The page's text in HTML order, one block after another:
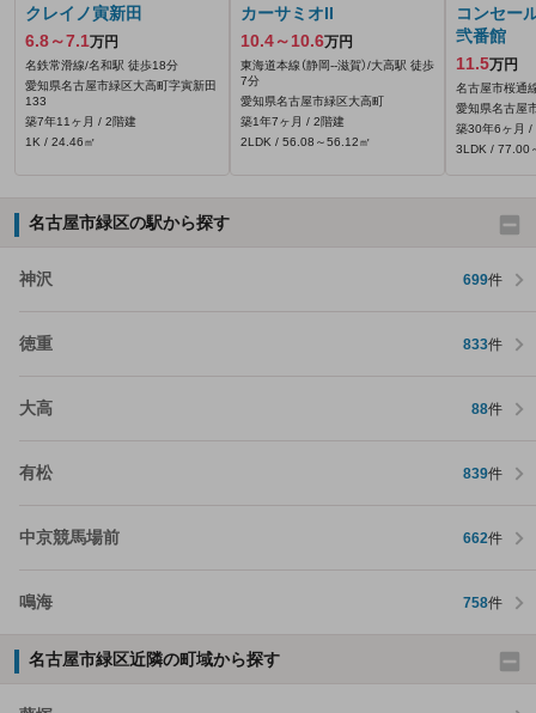
クレイノ寅新田
6.8～7.1万円
名鉄常滑線/名和駅 徒歩18分
愛知県名古屋市緑区大高町字寅新田
133
築7年11ヶ月 / 2階建
1K / 24.46㎡
カーサミオII
10.4～10.6万円
東海道本線（静岡--滋賀）/大高駅 徒歩
7分
愛知県名古屋市緑区大高町
築1年7ヶ月 / 2階建
2LDK / 56.08～56.12㎡
コンセー
弐番館
11.5万円
名古屋市桜通
愛知県名古屋
築30年6ヶ月 /
3LDK / 77.00
名古屋市緑区の駅から探す
神沢 699件
徳重 833件
大高 88件
有松 839件
中京競馬場前 662件
鳴海 758件
名古屋市緑区近隣の町域から探す